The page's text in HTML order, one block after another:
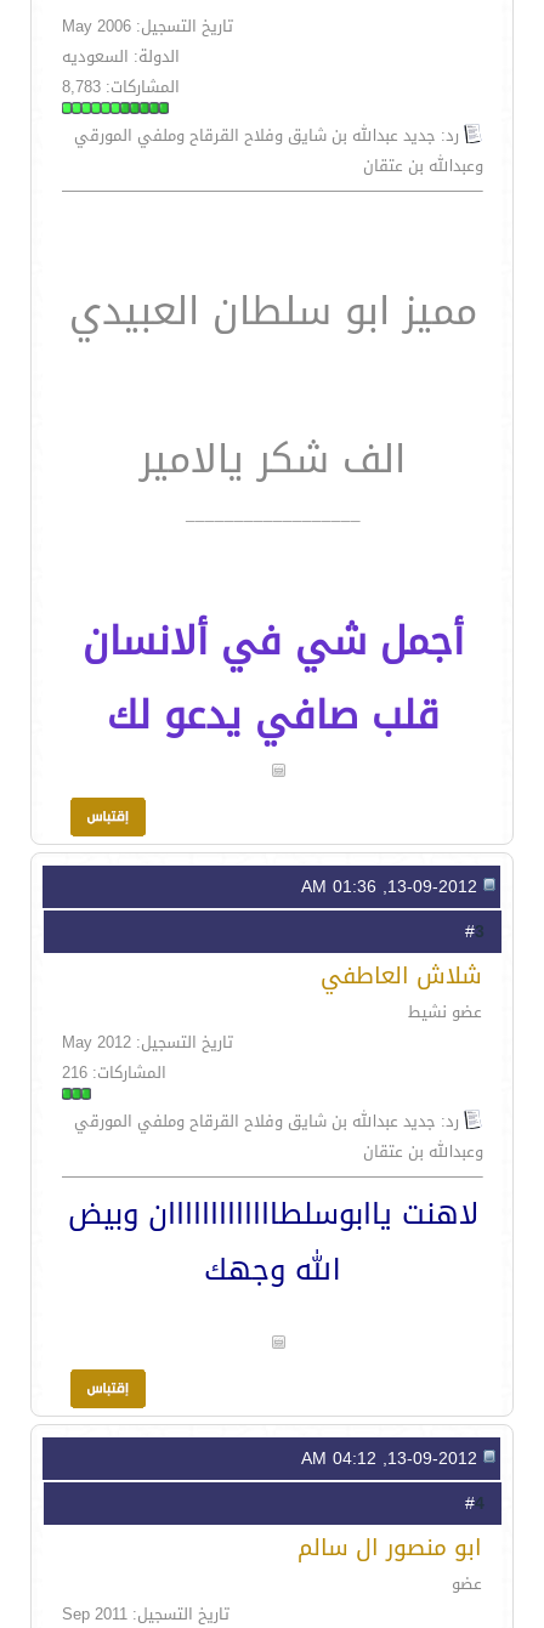
تاريخ التسجيل: May 2006
الدولة: السعوديه
المشاركات: 8,783
رد: جديد عبدالله بن شايق وفلاح القرقاح وملفي المورقي
وعبدالله بن عتقان
مميز ابو سلطان العبيدي
الف شكر يالامير
__________________
أجمل شي في ألانسان
قلب صافي يدعو لك
3
شلاش العاطفي
عضو نشيط
تاريخ التسجيل: May 2012
المشاركات: 216
رد: جديد عبدالله بن شايق وفلاح القرقاح وملفي المورقي
وعبدالله بن عتقان
لاهنت ياابوسلطااااااااااااان وبيض
الله وجهك
4
ابو منصور ال سالم
عضو
تاريخ التسجيل: Sep 2011